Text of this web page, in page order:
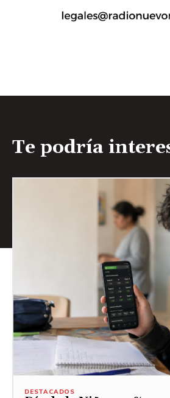
Te podría
DESTACADOS